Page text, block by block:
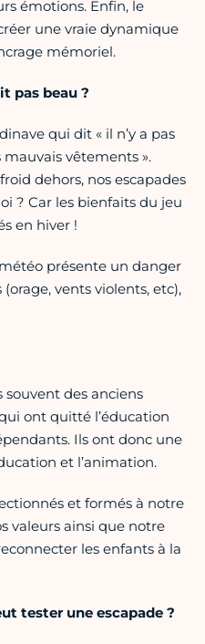
émotions. Enfin, le
une vraie dynamique
mémoriel.
pas beau ?
qui dit « il n’y a pas
vêtements ».
dehors, nos escapades
? Car les bienfaits du jeu
en hiver !
présente un danger
vents violents, etc),
des anciens
ont quitté l’éducation
Ils ont donc une
et l’animation.
et formés à notre
valeurs ainsi que notre
les enfants à la
tester une escapade ?